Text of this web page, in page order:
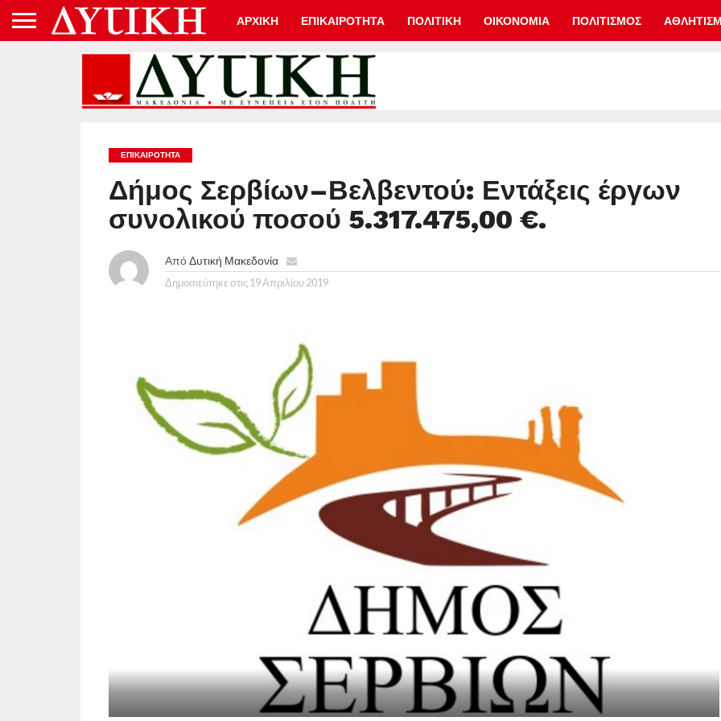
ΑΡΧΙΚΗ ΕΠΙΚΑΙΡΟΤΗΤΑ ΠΟΛΙΤΙΚΗ ΟΙΚΟΝΟΜΙΑ ΠΟΛΙΤΙΣΜΟΣ
ΕΠΙΚΑΙΡΟΤΗΤΑ
Δήμος Σερβίων–Βελβεντού: Εντάξεις έργων
συνολικού ποσού 5.317.475,00 €.
ΑπόΔυτική Μακεδονία
Δημοσιεύτηκε στις 19 Απριλίου 2019